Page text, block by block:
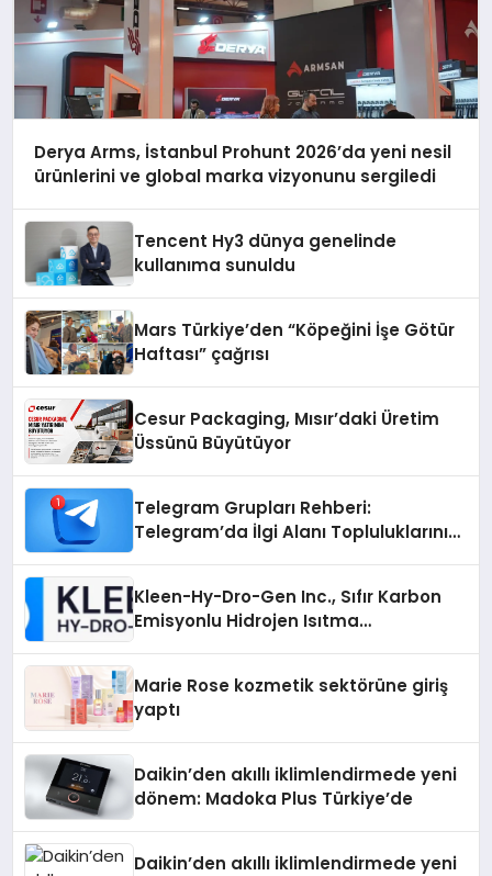
Derya Arms, İstanbul Prohunt 2026’da yeni nesil
ürünlerini ve global marka vizyonunu sergiledi
Tencent Hy3 dünya genelinde
kullanıma sunuldu
Mars Türkiye’den “Köpeğini İşe Götür
Haftası” çağrısı
Cesur Packaging, Mısır’daki Üretim
Üssünü Büyütüyor
Telegram Grupları Rehberi:
Telegram’da İlgi Alanı Topluluklarını
Kleen-Hy-Dro-Gen Inc., Sıfır Karbon
Emisyonlu Hidrojen Isıtma
Marie Rose kozmetik sektörüne giriş
yaptı
Daikin’den akıllı iklimlendirmede yeni
dönem: Madoka Plus Türkiye’de
Daikin’den akıllı iklimlendirmede yeni